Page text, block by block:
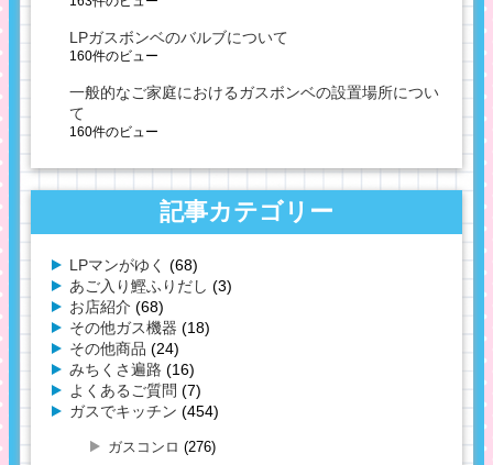
LPガスボンベのバルブについて
160件のビュー
一般的なご家庭におけるガスボンベの設置場所につい
て
160件のビュー
記事カテゴリー
LPマンがゆく (68)
あご入り鰹ふりだし (3)
お店紹介 (68)
その他ガス機器 (18)
その他商品 (24)
みちくさ遍路 (16)
よくあるご質問 (7)
ガスでキッチン (454)
ガスコンロ (276)